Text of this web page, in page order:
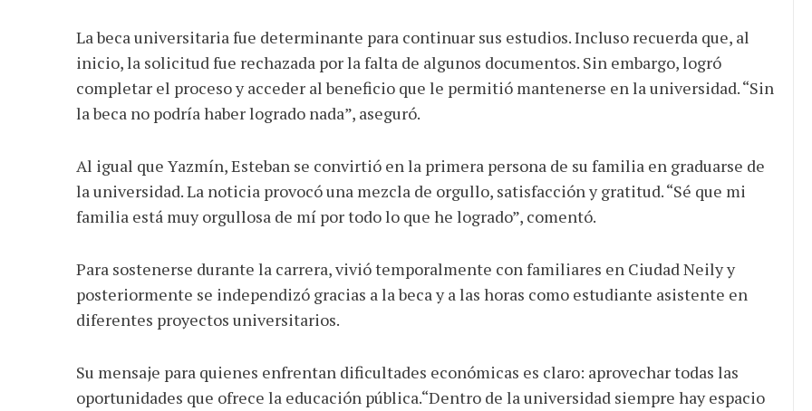
La beca universitaria fue determinante para continuar sus estudios. Incluso recuerda que, al
inicio, la solicitud fue rechazada por la falta de algunos documentos. Sin embargo, logró
completar el proceso y acceder al beneficio que le permitió mantenerse en la universidad. “Sin
la beca no podría haber logrado nada”, aseguró.
Al igual que Yazmín, Esteban se convirtió en la primera persona de su familia en graduarse de
la universidad. La noticia provocó una mezcla de orgullo, satisfacción y gratitud. “Sé que mi
familia está muy orgullosa de mí por todo lo que he logrado”, comentó.
Para sostenerse durante la carrera, vivió temporalmente con familiares en Ciudad Neily y
posteriormente se independizó gracias a la beca y a las horas como estudiante asistente en
diferentes proyectos universitarios.
Su mensaje para quienes enfrentan dificultades económicas es claro: aprovechar todas las
oportunidades que ofrece la educación pública.“Dentro de la universidad siempre hay espacio